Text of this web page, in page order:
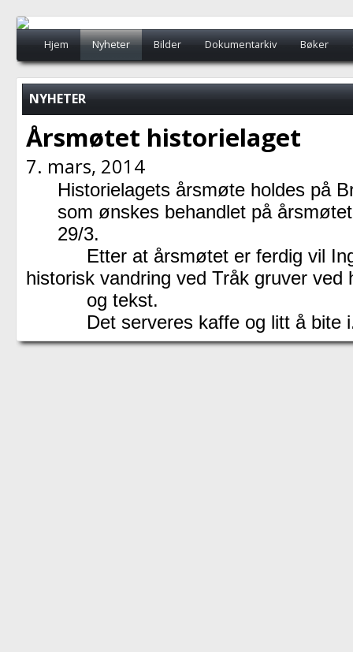
Hjem Nyheter Bilder Dokumentarkiv Bøker
Turprogram/turer Årsmøte, fredag 24. februar kl. 1830
Busstur Strømstad - Gamlebyen Fredrikstad
NYHETER
Årsmøtet historielaget
7. mars, 2014
Historielagets årsmøte holdes på
som ønskes behandlet på
29/3.
Etter at årsmøtet er ferdig vil
historisk vandring ved Tråk gruver ved
og tekst.
Det serveres kaffe og litt å bite i.